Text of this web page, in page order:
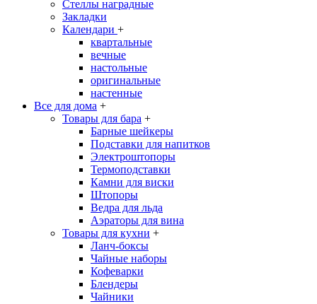
Стеллы наградные
Закладки
Календари +
квартальные
вечные
настольные
оригинальные
настенные
Все для дома +
Товары для бара +
Барные шейкеры
Подставки для напитков
Электроштопоры
Термоподставки
Камни для виски
Штопоры
Ведра для льда
Аэраторы для вина
Товары для кухни +
Ланч-боксы
Чайные наборы
Кофеварки
Блендеры
Чайники